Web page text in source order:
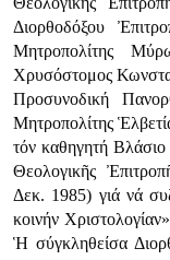
Διορθοδόξου
Μητροπολίτης
Χρυσόστομος
Προσυνοδική
Μητροπολίτης
τόν καθηγητή
Θεολογικῆς
Δεκ. 1985) γιά νά
κοινήν
Ἡ σύγκληθείσα